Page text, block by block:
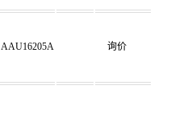
AAU16205A 询价